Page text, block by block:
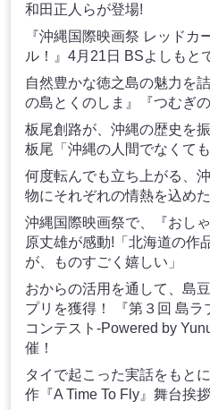
和田正人らが登場!
『沖縄国際映画祭 レッドカ
ル！』4月21日 BSよしもと
自然豊かな徳之島の魅力を
の島とくのしま』『つむぎ
板尾創路が、沖縄の歴史を
板尾「沖縄の人間でなくても
何度転んでも立ち上がる、
物にそれぞれの情熱を込め
沖縄国際映画祭で、『おし
原丈雄が感動!「北海道の作
が、ものすごく嬉しい」
おからの活用を通して、島
プリを獲得！ 『第３回 島ラ
コンテスト-Powered by
催！
タイで起こった実話をもと
作『A Time To Fly』舞台挨拶